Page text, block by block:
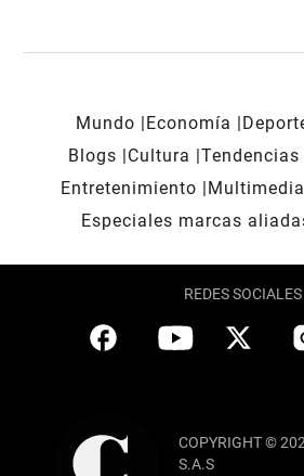
Mundo Economía
Blogs
Cultura Tendencias
Entretenimiento
Multimedia
Especiales marcas
REDES SOCIALES
COPYRIGHT ©
S.A.S